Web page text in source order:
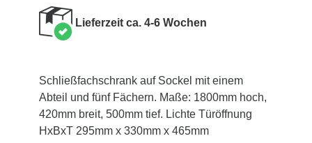
Lieferzeit ca. 4-6 Wochen
Schließfachschrank auf Sockel mit einem
Abteil und fünf Fächern. Maße: 1800mm hoch,
420mm breit, 500mm tief. Lichte Türöffnung
HxBxT 295mm x 330mm x 465mm